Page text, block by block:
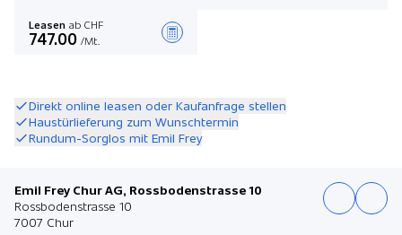
Leasen ab CHF
747.00 /Mt.
Direkt online leasen oder Kaufanfrage stellen
Haustürlieferung zum Wunschtermin
Rundum-Sorglos mit Emil Frey
Emil Frey Chur AG, Rossbodenstrasse 10
Rossbodenstrasse 10
7007 Chur